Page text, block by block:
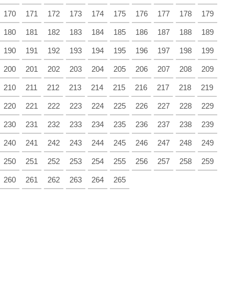
170 171 172 173 174 175 176 177 178 179
180 181 182 183 184 185 186 187 188 189
190 191 192 193 194 195 196 197 198 199
200 201 202 203 204 205 206 207 208 209
210 211 212 213 214 215 216 217 218 219
220 221 222 223 224 225 226 227 228 229
230 231 232 233 234 235 236 237 238 239
240 241 242 243 244 245 246 247 248 249
250 251 252 253 254 255 256 257 258 259
260 261 262 263 264 265